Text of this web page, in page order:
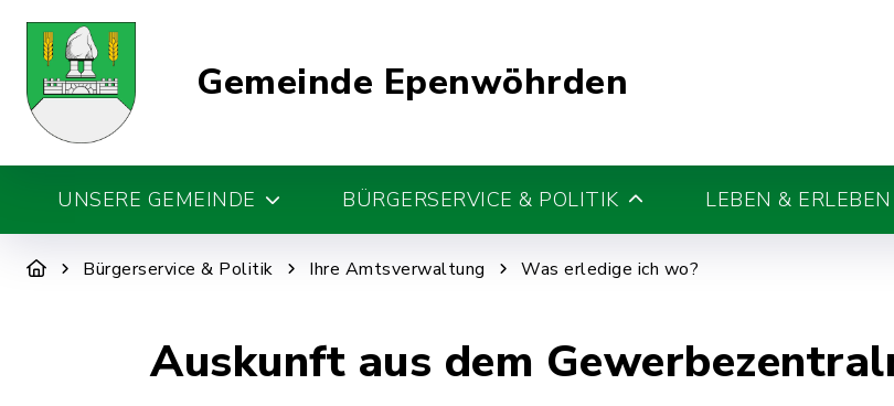
Gemeinde Epenwöhrden
UNSERE GEMEINDE BÜRGERSERVICE & POLITIK LEBEN & ERLEBEN
Bürgerservice & Politik Ihre Amtsverwaltung Was erledige ich wo?
Auskunft aus dem